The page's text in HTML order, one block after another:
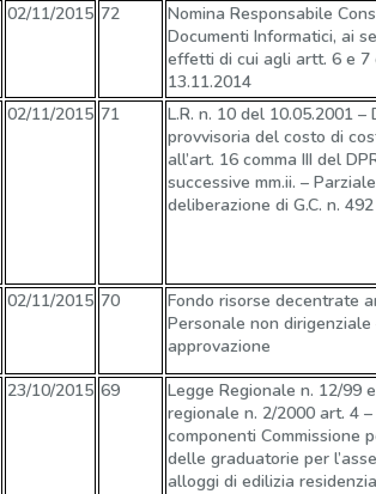
02/11/2015 72
Nomina Responsabile
Documenti Informatici, ai
effetti di cui agli artt. 6 e 7
13.11.2014
02/11/2015 71
L.R. n. 10 del 10.05.2001 –
provvisoria del costo di
all’art. 16 comma III del
successive mm.ii. –
deliberazione di G.C. n.
02/11/2015 70
Fondo risorse decentrate
Personale non dirigenziale
approvazione
23/10/2015 69
Legge Regionale n. 12/99
regionale n. 2/2000 art. 4 –
componenti Commissione
delle graduatorie per
alloggi di edilizia